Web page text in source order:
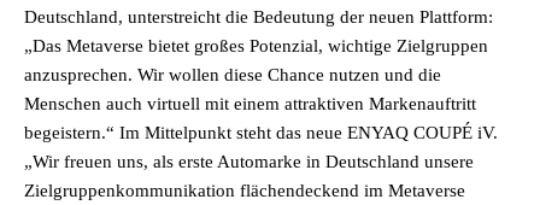
Deutschland, unterstreicht die Bedeutung der neuen Plattform:
„Das Metaverse bietet großes Potenzial, wichtige Zielgruppen
anzusprechen. Wir wollen diese Chance nutzen und die
Menschen auch virtuell mit einem attraktiven Markenauftritt
begeistern.“ Im Mittelpunkt steht das neue ENYAQ COUPÉ iV.
„Wir freuen uns, als erste Automarke in Deutschland unsere
Zielgruppenkommunikation flächendeckend im Metaverse